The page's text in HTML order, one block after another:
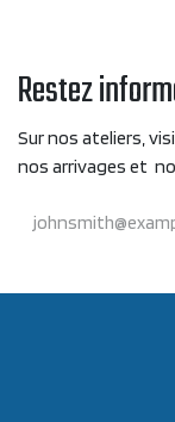
Restez
Sur nos ateliers,
nos arrivages et